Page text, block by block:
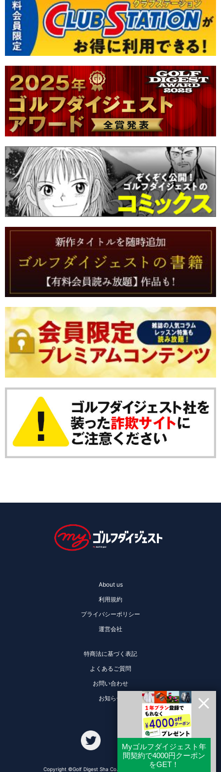
About us
利用規約
プライバシーポリシー
運営会社
特商法に基づく表記
よくあるご質問
お問い合わせ
お知らせ
Copyright ©Golf Digest Sha Co., Ltd. All Rights Reserved.